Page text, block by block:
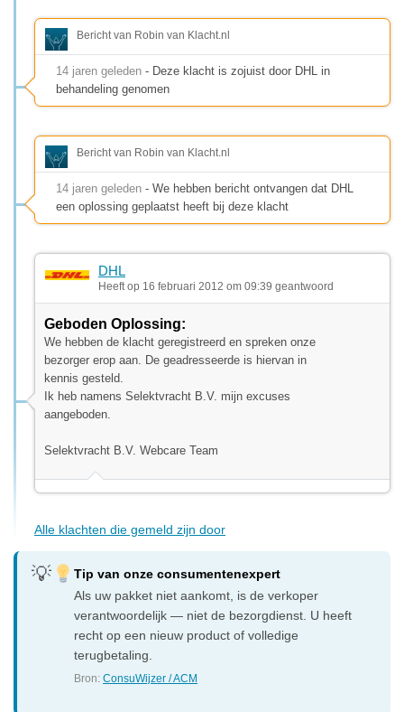
Bericht van Robin van Klacht.nl
14 jaren geleden - Deze klacht is zojuist door DHL in
behandeling genomen
Bericht van Robin van Klacht.nl
14 jaren geleden - We hebben bericht ontvangen dat DHL
een oplossing geplaatst heeft bij deze klacht
DHL
Heeft op 16 februari 2012 om 09:39 geantwoord
Geboden Oplossing:
We hebben de klacht geregistreerd en spreken onze
bezorger erop aan. De geadresseerde is hiervan in
kennis gesteld.
Ik heb namens Selektvracht B.V. mijn excuses
aangeboden.
Selektvracht B.V. Webcare Team
Alle klachten die gemeld zijn door
Tip van onze consumentenexpert
Als uw pakket niet aankomt, is de verkoper
verantwoordelijk — niet de bezorgdienst. U heeft
recht op een nieuw product of volledige
terugbetaling.
Bron:ConsuWijzer / ACM